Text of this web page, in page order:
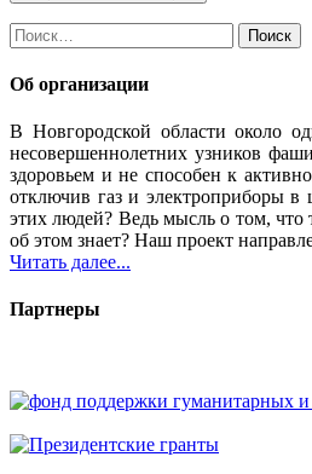
Найти:
Об организации
В Новгородской области около
несовершеннолетних узников
здоровьем и не способен к
отключив газ и электроприборы в
этих людей? Ведь мысль о том,
об этом знает? Наш проект
Читать далее...
Партнеры